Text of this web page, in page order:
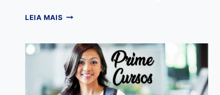
LEIA MAISCURSO
ONLINE:
CONHEÇA
A
CIÊNCIA